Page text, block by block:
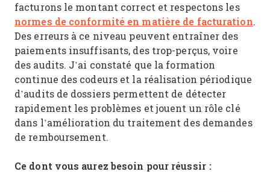
facturons le montant correct et respectons les
normes de conformité en matière de facturation.
Des erreurs à ce niveau peuvent entraîner des
paiements insuffisants, des trop-perçus, voire
des audits. J’ai constaté que la formation
continue des codeurs et la réalisation périodique
d’audits de dossiers permettent de détecter
rapidement les problèmes et jouent un rôle clé
dans l’amélioration du traitement des demandes
de remboursement.
Ce dont vous aurez besoin pour réussir :